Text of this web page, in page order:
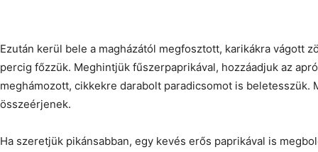
Ezután kerül bele a magházától megfosztott, karikákra vágott
percig főzzük. Meghintjük fűszerpaprikával, hozzáadjuk az
meghámozott, cikkekre darabolt paradicsomot is beletesszük.
összeérjenek.
Ha szeretjük pikánsabban, egy kevés erős paprikával is